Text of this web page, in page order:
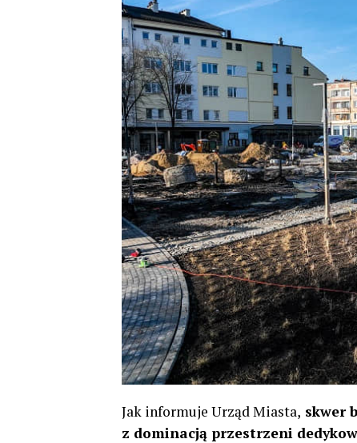
Jak informuje Urząd Miasta, skwer
z dominacją przestrzeni